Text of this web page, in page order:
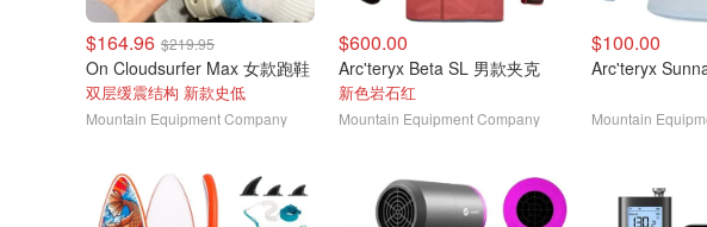
$164.96 $219.95
On Cloudsurfer Max 女款跑鞋
双层缓震结构 新款史低
Mountain Equipment Company
$600.00
Arc'teryx Beta SL 男款夹克
新色岩石红
Mountain Equipment Company
$100.00
Arc'teryx
Mountain